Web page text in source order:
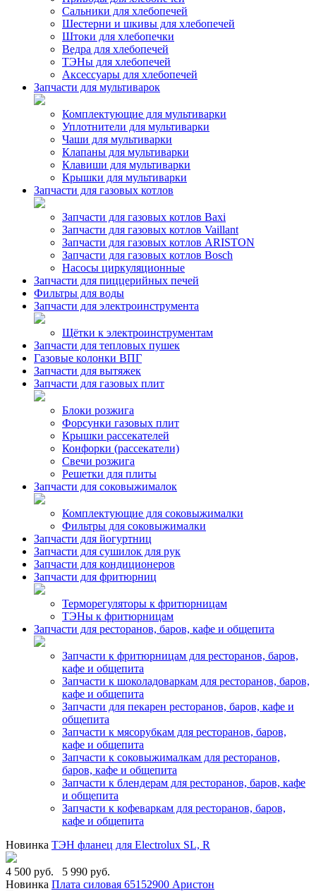
Сальники для хлебопечей
Шестерни и шкивы для хлебопечей
Штоки для хлебопечки
Ведра для хлебопечей
ТЭНы для хлебопечей
Аксессуары для хлебопечей
Запчасти для мультиварок
Комплектующие для мультиварки
Уплотнители для мультиварки
Чаши для мультиварки
Клапаны для мультиварки
Клавиши для мультиварки
Крышки для мультиварки
Запчасти для газовых котлов
Запчасти для газовых котлов Baxi
Запчасти для газовых котлов Vaillant
Запчасти для газовых котлов ARISTON
Запчасти для газовых котлов Bosch
Насосы циркуляционные
Запчасти для пиццерийных печей
Фильтры для воды
Запчасти для электроинструмента
Щётки к электроинструментам
Запчасти для тепловых пушек
Газовые колонки ВПГ
Запчасти для вытяжек
Запчасти для газовых плит
Блоки розжига
Форсунки газовых плит
Крышки рассекателей
Конфорки (рассекатели)
Свечи розжига
Решетки для плиты
Запчасти для соковыжималок
Комплектующие для соковыжималки
Фильтры для соковыжималки
Запчасти для йогуртниц
Запчасти для сушилок для рук
Запчасти для кондиционеров
Запчасти для фритюрниц
Терморегуляторы к фритюрницам
ТЭНы к фритюрницам
Запчасти для ресторанов, баров, кафе и общепита
Запчасти к фритюрницам для ресторанов, баров,
кафе и общепита
Запчасти к шоколадоваркам для ресторанов, баров,
кафе и общепита
Запчасти для пекарен ресторанов, баров, кафе и
общепита
Запчасти к мясорубкам для ресторанов, баров,
кафе и общепита
Запчасти к соковыжималкам для ресторанов,
баров, кафе и общепита
Запчасти к блендерам для ресторанов, баров, кафе
и общепита
Запчасти к кофеваркам для ресторанов, баров,
кафе и общепита
Новинка ТЭН фланец для Electrolux SL, R
4 500 руб.
5 990 руб.
Новинка Плата силовая 65152900 Аристон